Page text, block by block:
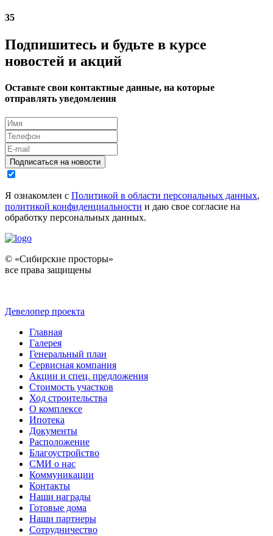
35
Подпишитесь и будьте в курсе
новостей и акций
Оставьте свои контактные данные, на которые
отправлять уведомления
Подписаться на новости
Я ознакомлен с Политикой в области персональных данных,
политикой конфиденциальности и даю свое согласие на
обработку персональных данных.
© «Сибирские просторы»
все права защищены
Девелопер проекта
Главная
Галерея
Генеральный план
Сервисная компания
Акции и спец. предложения
Стоимость участков
Ход строительства
О комплексе
Ипотека
Документы
Расположение
Благоустройство
СМИ о нас
Коммуникации
Контакты
Наши награды
Готовые дома
Наши партнеры
Сотрудничество